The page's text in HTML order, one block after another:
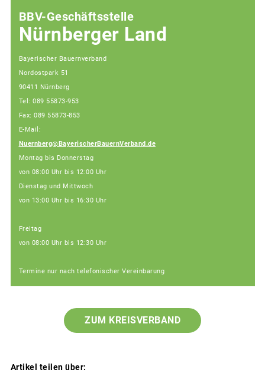
BBV-Geschäftsstelle
Nürnberger Land
Bayerischer Bauernverband
Nordostpark 51
90411 Nürnberg
Tel: 089 55873-953
Fax: 089 55873-853
E-Mail:
Nuernberg@BayerischerBauernVerband.de
Montag bis Donnerstag
von 08:00 Uhr bis 12:00 Uhr
Dienstag und Mittwoch
von 13:00 Uhr bis 16:30 Uhr
Freitag
von 08:00 Uhr bis 12:30 Uhr
Termine nur nach telefonischer Vereinbarung
ZUM KREISVERBAND
Artikel teilen über: